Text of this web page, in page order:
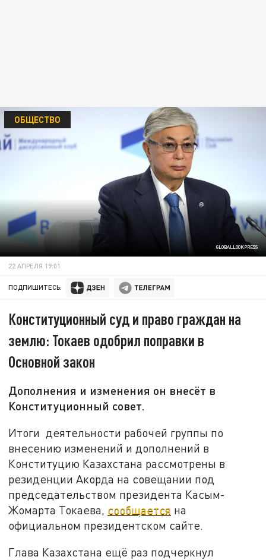
GLOBALLOOKPRESS
ОБЩЕСТВО
22 АПРЕЛЯ 19:01
ПОДПИШИТЕСЬ:
Конституционный суд и право граждан на
землю: Токаев одобрил поправки в
Основной закон
Дополнения и изменения он внесёт в
Конституционный совет.
Итоги деятельности рабочей группы по
внесению изменений и дополнений в
Конституцию Казахстана рассмотрены в
резиденции Акорда на совещании под
председательством президента Касым-
Жомарта Токаева, сообщается на
официальном президентском сайте.
Глава Казахстана ещё раз подчеркнул